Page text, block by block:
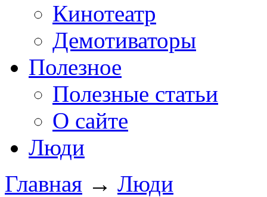
Кинотеатр
Демотиваторы
Полезное
Полезные статьи
О сайте
Люди
Главная → Люди